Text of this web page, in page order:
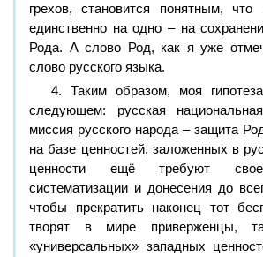
грехов, становится понятным, что
единственно на одно – на
Рода. А слово Род, как я уже
слово русского языка.
4. Таким образом, моя
следующем: русская
миссия русского народа – защита
на базе ценностей, заложенных в
ценности ещё требуют
систематизации и донесения до
чтобы прекратить наконец тот
творят в мире приверженцы,
«универсальных» западных